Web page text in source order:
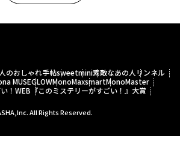
のおしゃれ手帖sweetmini素敵なあの人 リンネル
MUSEGLOWMonoMaxsmartMonoMaster
！WEB 『このミステリーがすごい！』大賞
All Rights Reserved.